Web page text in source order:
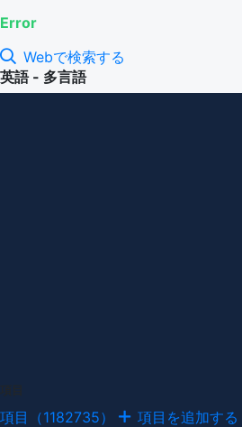
Error
Webで検索する
英語 - 多言語
項目（1182735） 項目を追加する